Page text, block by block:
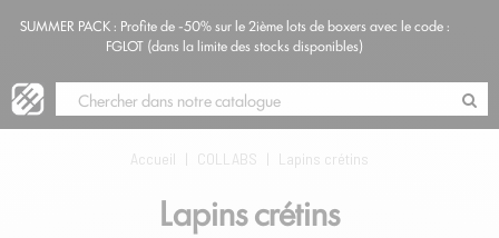
SUMMER PACK : Profite de -50% sur le 2ième lots de boxers avec le code :
FGLOT (dans la limite des stocks disponibles)
Accueil | COLLABS | Lapins crétins
Lapins crétins